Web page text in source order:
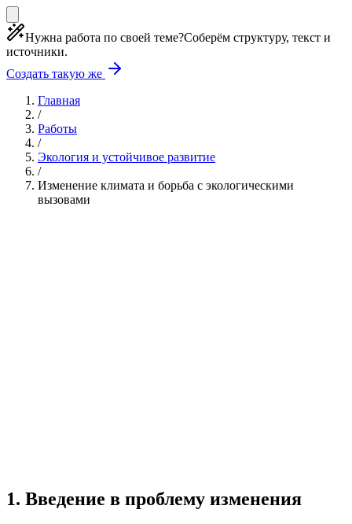
Нужна работа по своей теме?Соберём структуру, текст и
источники.
Создать такую же
Главная
/
Работы
/
Экология и устойчивое развитие
/
Изменение климата и борьба с экологическими
вызовами
1. Введение в проблему изменения